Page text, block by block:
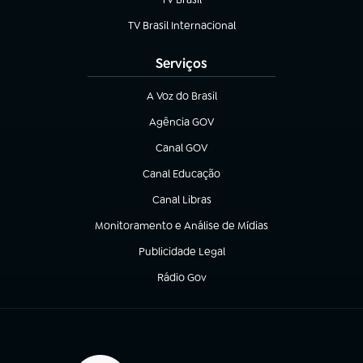
(abre em nova aba)
TV Brasil Internacional
(abre em nova aba)
Serviços
A Voz do Brasil
(abre em nova aba)
Agência GOV
(abre em nova aba)
Canal GOV
(abre em nova aba)
Canal Educação
(abre em nova aba)
Canal Libras
(abre em nova aba)
Monitoramento e Análise de Mídias
(abre em nova aba)
Publicidade Legal
(abre em nova aba)
Rádio Gov
(abre em nova aba)